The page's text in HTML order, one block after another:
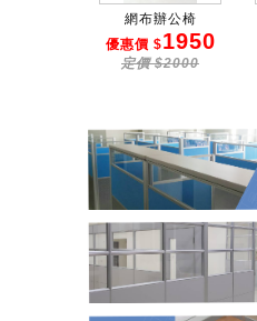
網布辦公椅
優惠價 $1950
定價 $2000